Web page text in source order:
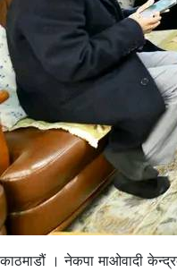
काठमाडौं । नेकपा माओवादी